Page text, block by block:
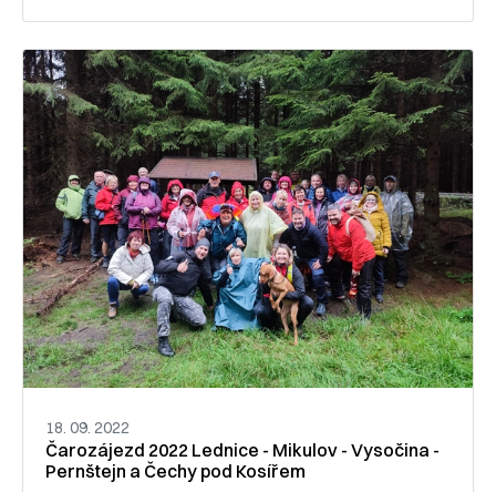
18. 09. 2022
Čarozájezd 2022 Lednice - Mikulov - Vysočina -
Pernštejn a Čechy pod Kosířem